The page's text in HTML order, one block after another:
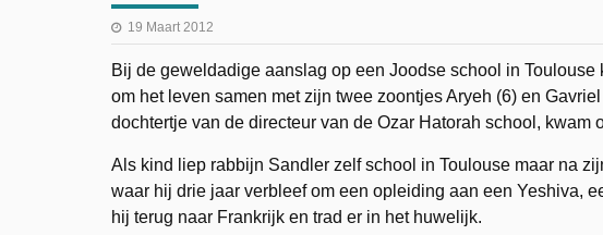
19 Maart 2012
Bij de geweldadige aanslag op een Joodse school in
om het leven samen met zijn twee zoontjes Aryeh (6) en
dochtertje van de directeur van de Ozar Hatorah school , kwam
Als kind liep rabbijn Sandler zelf school in Toulouse maar na
waar hij drie jaar verbleef om een opleiding aan een Yeshiva,
hij terug naar Frankrijk en trad er in het huwelijk.